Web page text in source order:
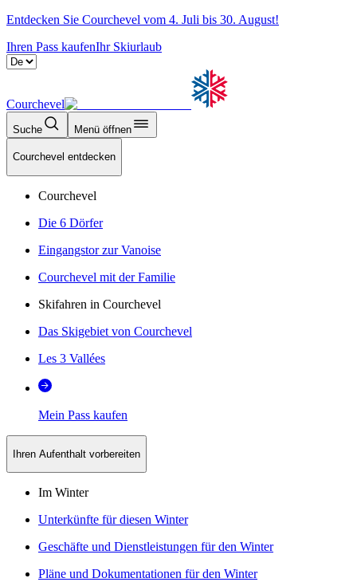
Entdecken Sie Courchevel vom 4. Juli bis 30. August!
Ihren Pass kaufenIhr Skiurlaub
Courchevel
Suche Menü öffnen
Courchevel entdecken
Courchevel
Die 6 Dörfer
Eingangstor zur Vanoise
Courchevel mit der Familie
Skifahren in Courchevel
Das Skigebiet von Courchevel
Les 3 Vallées
Mein Pass kaufen
Ihren Aufenthalt vorbereiten
Im Winter
Unterkünfte für diesen Winter
Geschäfte und Dienstleistungen für den Winter
Pläne und Dokumentationen für den Winter